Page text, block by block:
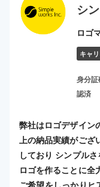
シ
ロゴ
キャ
身分証
認済
弊社はロゴデザイン
上の納品実績がご
しており シンプル
ロゴを作ることに全
ご希望をしっかり